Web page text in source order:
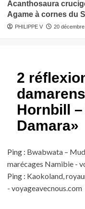
Acanthosaura
Agame à cornes du
PHILIPPE V 20 décembre
2
Hornbill
Damara»
Ping : Bwabwata –
marécages Namibie -
Ping : Kaokoland,
- voyageavecnous.com